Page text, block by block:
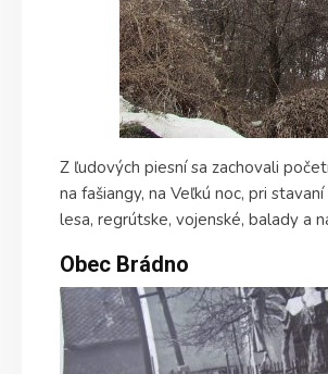
Z ľudových piesní sa zachovali
na fašiangy, na Veľkú noc, pri
lesa, regrútske, vojenské, balady a
Obec Brádno